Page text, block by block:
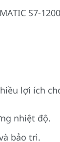
S7-1200
lợi ích
nhiệt độ.
bảo trì.